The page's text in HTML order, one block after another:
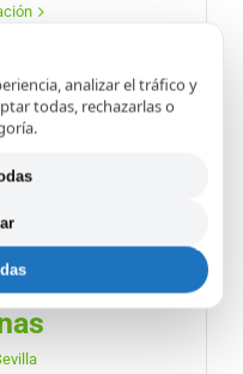
de
en Dos
analizar el tráfico y
todas, rechazarlas o